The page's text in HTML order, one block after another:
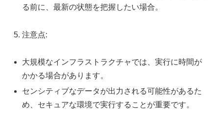
る前に、最新の状態を把握したい場合。
注意点:
大規模なインフラストラクチャでは、実行に時間が
かかる場合があります。
センシティブなデータが出力される可能性があるた
め、セキュアな環境で実行することが重要です。